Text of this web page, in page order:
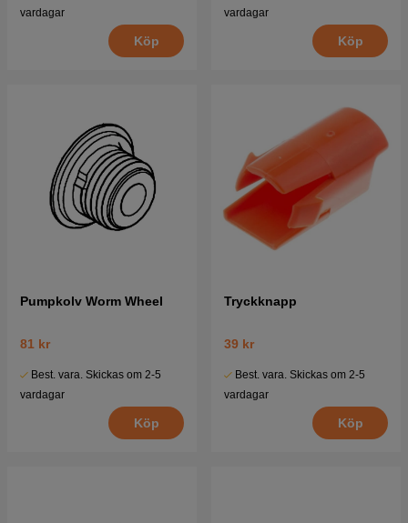
vardagar
Köp
vardagar
Köp
Pumpkolv Worm Wheel
81 kr
Best. vara. Skickas om 2-5
vardagar
Köp
Tryckknapp
39 kr
Best. vara. Skickas om 2-5
vardagar
Köp